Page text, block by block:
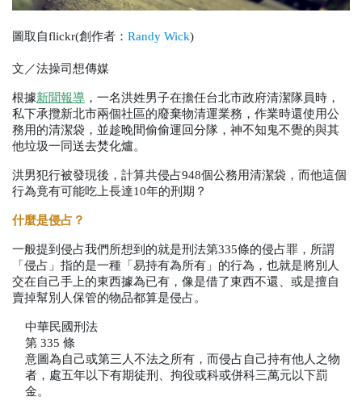
圖取自flickr(創作者： Randy Wick)
文／法操司想傳媒
根據新聞報導 ，一名洪姓男子在擔任台北市政府清潔隊員時，
私下承攬新北市兩個社區的廢棄物清運業務，作業時還使用公
務用的清潔袋，並趁晚間偷偷運回分隊，神不知鬼不覺的與其
他垃圾一同送去焚化爐。
洪男犯行被發現後，計算共侵占948個公務用清潔袋，而他這個
行為竟有可能吃上長達10年的刑期？
什麼是侵占？
一般提到侵占我們所想到的就是刑法第335條的侵占罪，所謂
「侵占」指的是一種「易持有為所有」的行為，也就是將別人
交在自己手上的東西據為已有，像是借了東西不還、或是擅自
賣掉幫別人保管的物品都算是侵占。
中華民國刑法
第 335 條
意圖為自己或第三人不法之所有，而侵占自己持有他人之物
者，處五年以下有期徒刑、拘役或科或併科三萬元以下罰
金。